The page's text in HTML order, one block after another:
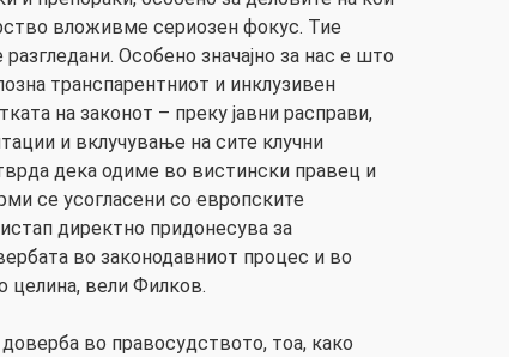
вложивме сериозен фокус. Тие
Особено значајно за нас е што
транспарентниот и инклузивен
на законот – преку јавни расправи,
и вклучување на сите клучни
дека одиме во вистински правец и
се усогласени со европските
директно придонесува за
во законодавниот процес и во
целина, вели Филков.
во правосудството, тоа, како